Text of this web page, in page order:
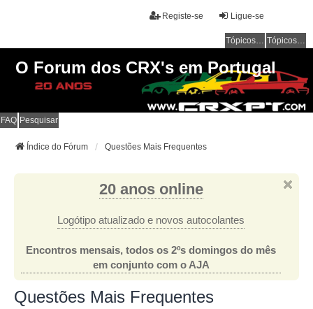
Ligue-se
Registe-se
Tópicos sem resposta Tópicos ativos
O Forum dos CRX's em Portugal
FAQ Pesquisar
Índice do Fórum Questões Mais Frequentes
20 anos online
Logótipo atualizado e novos autocolantes
Encontros mensais, todos os 2ºs domingos do mês
em conjunto com o AJA
Questões Mais Frequentes